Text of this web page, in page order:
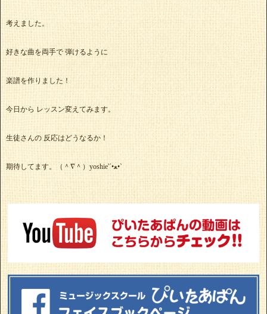
考えました。
好きな曲を両手で 弾けるように
楽譜を作りました！
今日から レッスン変えてみます。
生徒さんの 反応はどうなるか！
期待してます。（＾∇＾）yoshie'‎´•ﻌ•`